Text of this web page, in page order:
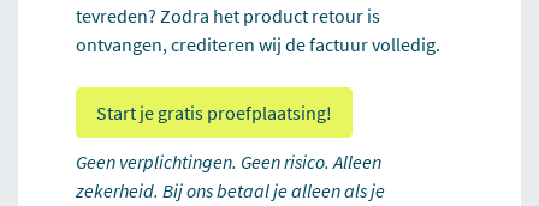
tevreden? Zodra het product retour is
ontvangen, crediteren wij de factuur volledig.
Start je gratis proefplaatsing!
Geen verplichtingen. Geen risico. Alleen
zekerheid. Bij ons betaal je alleen als je